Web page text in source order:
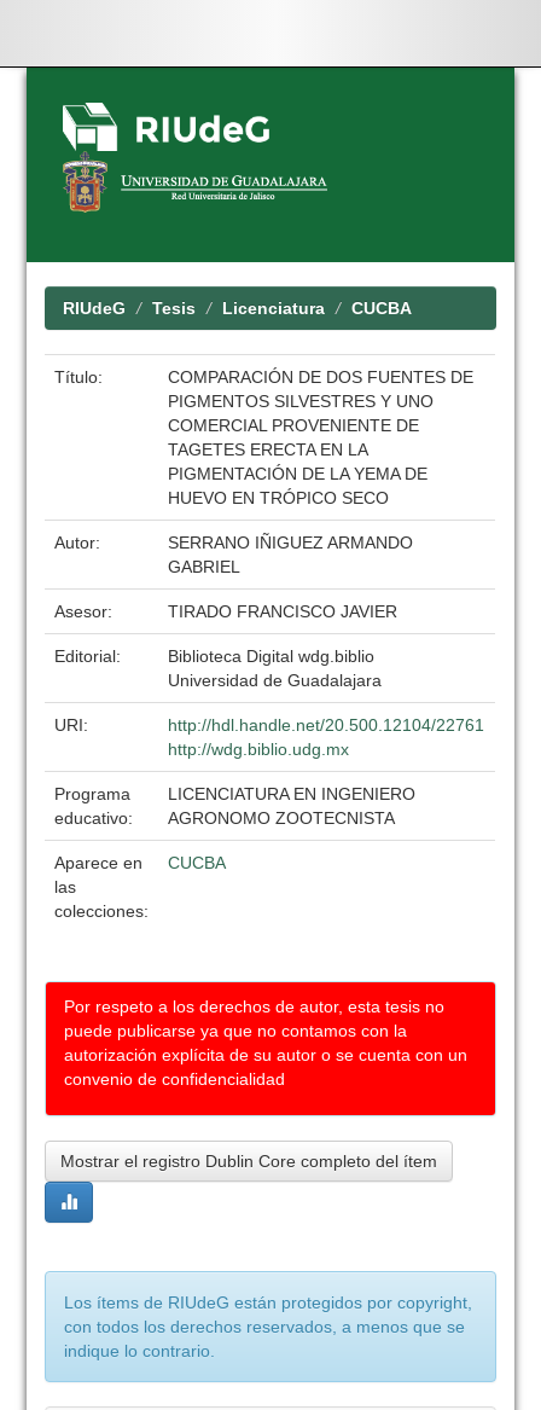
Skip
navigation
RIUdeG Tesis Licenciatura CUCBA
Título:
COMPARACIÓN DE DOS FUENTES DE
PIGMENTOS SILVESTRES Y UNO
COMERCIAL PROVENIENTE DE
TAGETES ERECTA EN LA
PIGMENTACIÓN DE LA YEMA DE
HUEVO EN TRÓPICO SECO
Autor:
SERRANO IÑIGUEZ ARMANDO
GABRIEL
Asesor: TIRADO FRANCISCO JAVIER
Editorial:
Biblioteca Digital wdg.biblio
Universidad de Guadalajara
URI:
http://hdl.handle.net/20.500.12104/22761
http://wdg.biblio.udg.mx
Programa
educativo:
LICENCIATURA EN INGENIERO
AGRONOMO ZOOTECNISTA
Aparece en
las
colecciones:
CUCBA
Por respeto a los derechos de autor, esta tesis no
puede publicarse ya que no contamos con la
autorización explícita de su autor o se cuenta con un
convenio de confidencialidad
Mostrar el registro Dublin Core completo del ítem
Los ítems de RIUdeG están protegidos por copyright,
con todos los derechos reservados, a menos que se
indique lo contrario.